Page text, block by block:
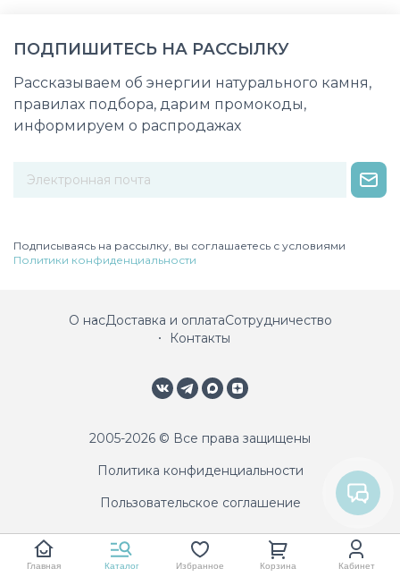
ПОДПИШИТЕСЬ НА РАССЫЛКУ
Рассказываем об энергии натурального камня,
правилах подбора, дарим промокоды,
информируем о распродажах
Подписываясь на рассылку, вы соглашаетесь с условиями
Политики конфиденциальности
О насДоставка и оплатаСотрудничество
Контакты
2005-2026 © Все права защищены
Политика конфиденциальности
Пользовательское соглашение
Главная Каталог Избранное Корзина Кабинет